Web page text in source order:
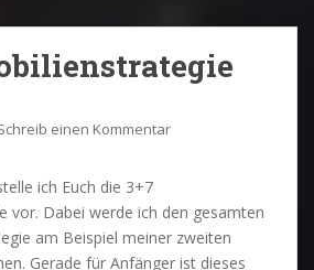
einen Kommentar
ich Euch die 3+7
vor. Dabei werde ich den gesamten
am Beispiel meiner zweiten
Gerade für Anfänger ist dieses